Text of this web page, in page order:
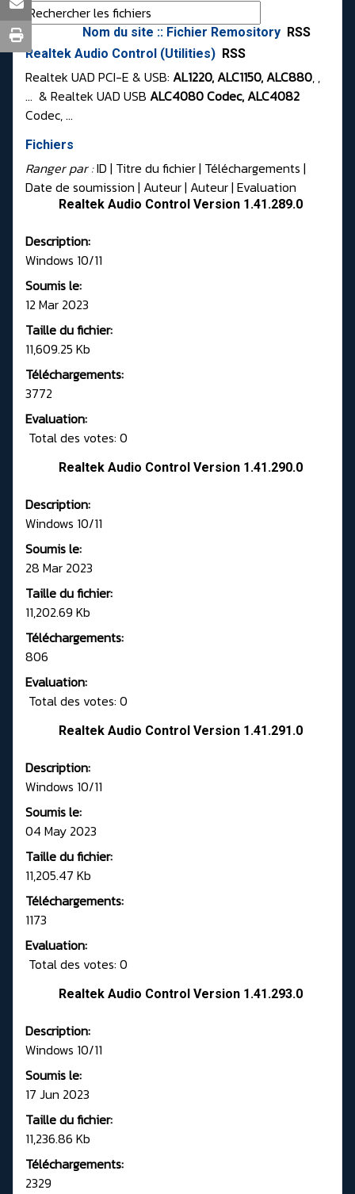
Nom du site :: Fichier Remository RSS
Realtek Audio Control (Utilities) RSS
Realtek UAD PCI-E & USB: AL1220, ALC1150, ALC880, ,
... & Realtek UAD USB ALC4080 Codec, ALC4082
Codec, ...
Fichiers
Ranger par :ID | Titre du fichier | Téléchargements |
Date de soumission | Auteur| Auteur| Evaluation
Realtek Audio Control Version 1.41.289.0
Description:
Windows 10/11
Soumis le:
12 Mar 2023
Taille du fichier:
11,609.25 Kb
Téléchargements:
3772
Evaluation:
Total des votes: 0
Realtek Audio Control Version 1.41.290.0
Description:
Windows 10/11
Soumis le:
28 Mar 2023
Taille du fichier:
11,202.69 Kb
Téléchargements:
806
Evaluation:
Total des votes: 0
Realtek Audio Control Version 1.41.291.0
Description:
Windows 10/11
Soumis le:
04 May 2023
Taille du fichier:
11,205.47 Kb
Téléchargements:
1173
Evaluation:
Total des votes: 0
Realtek Audio Control Version 1.41.293.0
Description:
Windows 10/11
Soumis le:
17 Jun 2023
Taille du fichier:
11,236.86 Kb
Téléchargements:
2329